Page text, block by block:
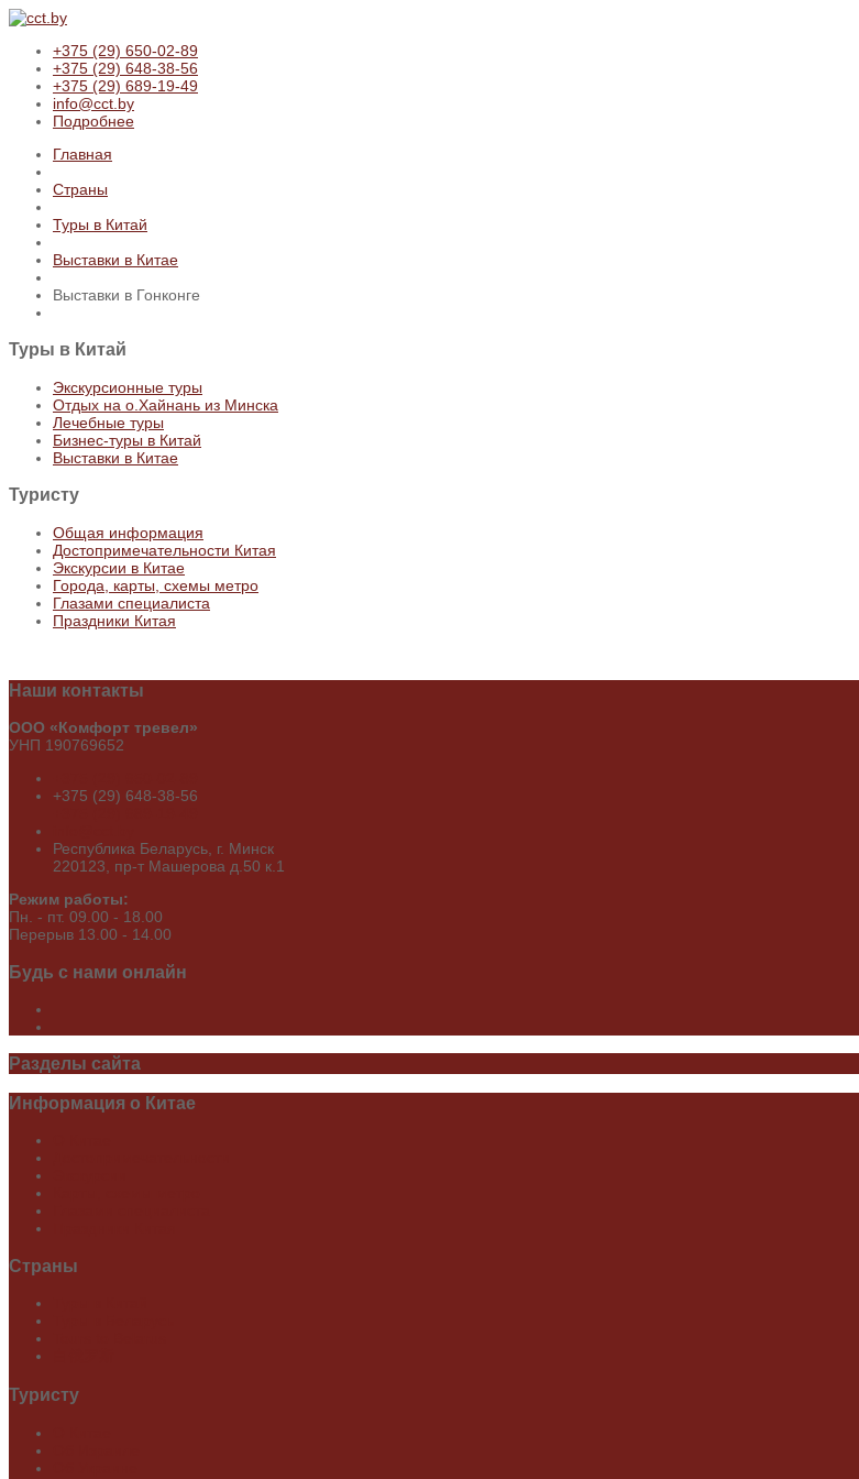
+375 (29) 650-02-89
+375 (29) 648-38-56
+375 (29) 689-19-49
info@cct.by
Подробнее
Главная
Страны
Туры в Китай
Выставки в Китае
Выставки в Гонконге
Туры в Китай
Экскурсионные туры
Отдых на о.Хайнань из Минска
Лечебные туры
Бизнес-туры в Китай
Выставки в Китае
Туристу
Общая информация
Достопримечательности Китая
Экскурсии в Китае
Города, карты, схемы метро
Глазами специалиста
Праздники Китая
Наши контакты
ООО «Комфорт тревел»
УНП 190769652
+375 (29) 648-38-56
Республика Беларусь, г. Минск
220123, пр-т Машерова д.50 к.1
Режим работы:
Пн. - пт. 09.00 - 18.00
Перерыв 13.00 - 14.00
Будь с нами онлайн
Разделы сайта
Информация о Китае
Страны
Туристу